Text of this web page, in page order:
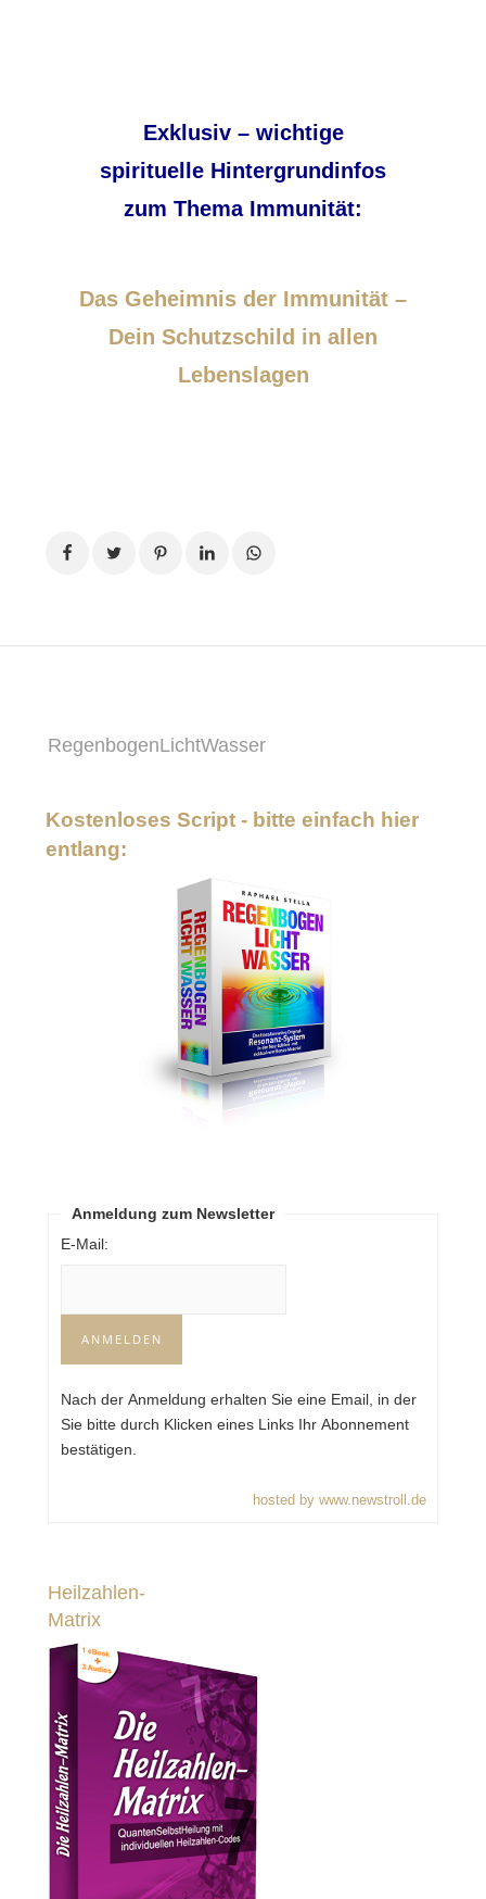
Exklusiv – wichtige
spirituelle Hintergrundinfos
zum Thema Immunität:
Das Geheimnis der Immunität –
Dein Schutzschild in allen
Lebenslagen
RegenbogenLichtWasser
Kostenloses Script - bitte einfach hier
entlang:
Anmeldung zum Newsletter
E-Mail:
Nach der Anmeldung erhalten Sie eine Email, in der
Sie bitte durch Klicken eines Links Ihr Abonnement
bestätigen.
hosted by www.newstroll.de
Heilzahlen-
Matrix